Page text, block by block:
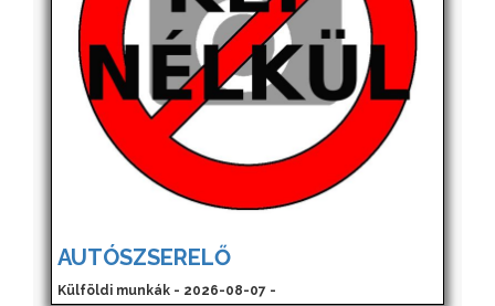
AUTÓSZSERELŐ
Külföldi munkák - 2026-08-07 -